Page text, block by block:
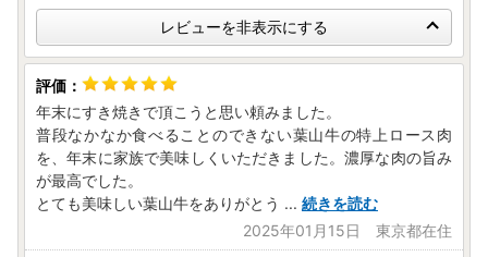
レビューを非表示にする
年末にすき焼きで頂こうと思い頼みました。
普段なかなか食べることのできない葉山牛の特上ロース肉
を、年末に家族で美味しくいただきました。濃厚な肉の旨み
が最高でした。
とても美味しい葉山牛をありがとう ... 続きを読む
2025年01月15日 東京都在住